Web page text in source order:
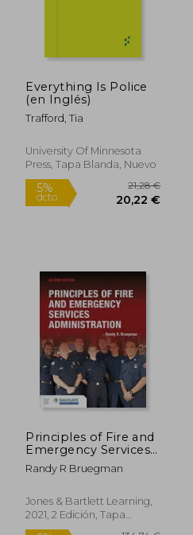
Everything Is Police
(en Inglés)
Trafford, Tia
University Of Minnesota
Press, Tapa Blanda, Nuevo
Principles of Fire and
Emergency Services
Administration
Includes Navigate
Inglés)
Randy R Bruegman
Jones & Bartlett Learning,
2021, 2 Edición, Tapa
Blanda, Nuevo